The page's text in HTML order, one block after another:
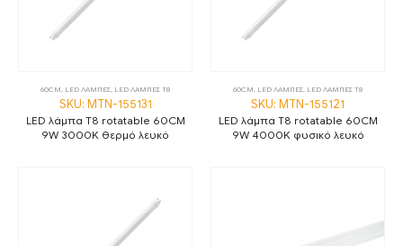
60CM, LED ΛΑΜΠΕΣ, LED ΛΑΜΠΕΣ Τ8
SKU: MTN-155131
LED λάμπα T8 rotatable 60CM
9W 3000K θερμό λευκό
60CM, LED ΛΑΜΠΕΣ, LED ΛΑΜΠΕΣ Τ8
SKU: MTN-155121
LED λάμπα T8 rotatable 60CM
9W 4000K φυσικό λευκό